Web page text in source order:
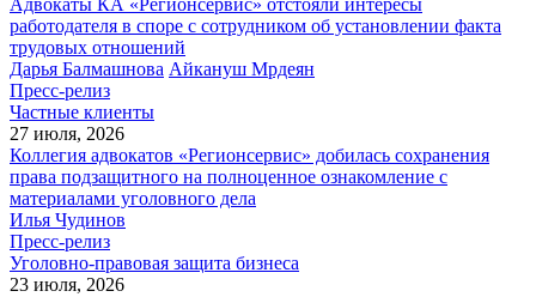
Адвокаты КА «Регионсервис» отстояли интересы
работодателя в споре с сотрудником об установлении факта
трудовых отношений
Дарья Балмашнова Айкануш Мрдеян
Пресс-релиз
Частные клиенты
27 июля, 2026
Коллегия адвокатов «Регионсервис» добилась сохранения
права подзащитного на полноценное ознакомление с
материалами уголовного дела
Илья Чудинов
Пресс-релиз
Уголовно-правовая защита бизнеса
23 июля, 2026